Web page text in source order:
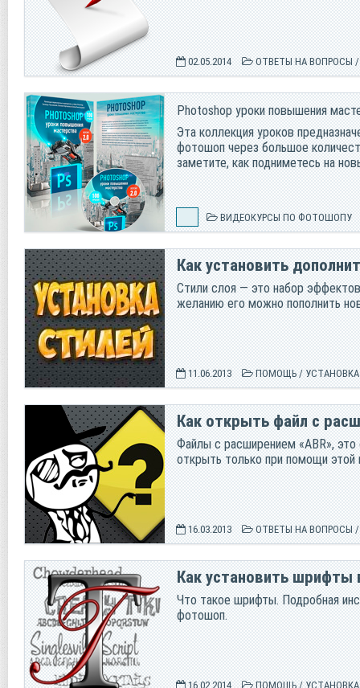
02.05.2014 ОТВЕТЫ НА ВОПРОСЫ
Photoshop уроки повышения
Эта коллекция уроков
фотошоп через большое
заметите, как подниметесь на
ВИДЕОКУРСЫ ПО ФОТОШОПУ
Как установить
Стили слоя — это набор
желанию его можно пополнить
11.06.2013 ПОМОЩЬ/
Как открыть файл с
Файлы с расширением «ABR»,
открыть только при помощи этой
16.03.2013 ОТВЕТЫ НА ВОПРОСЫ
Как установить
Что такое шрифты. Подробная
фотошоп.
16.02.2014 ПОМОЩЬ/